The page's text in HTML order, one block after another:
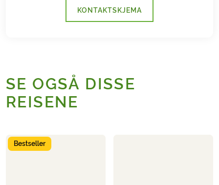
KONTAKTSKJEMA
SE OGSÅ DISSE
REISENE
Bestseller